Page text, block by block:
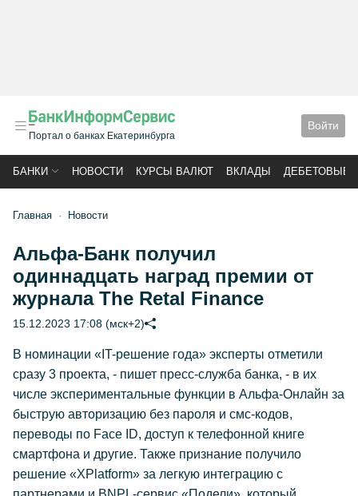
Портал о банках Екатеринбурга
Войти
БАНКИ НОВОСТИ КУРСЫ ВАЛЮТ ВКЛАДЫ ДЕБЕТОВЫЕ
Главная Новости
Альфа-Банк получил
одиннадцать наград премии от
журнала The Retal Finance
15.12.2023 17:08 (мск+2)
В номинации «IT-решение года» эксперты отметили
сразу 3 проекта, - пишет пресс-служба банка, - в их
числе экспериментальные функции в Альфа-Онлайн за
быструю авторизацию без пароля и смс-кодов,
переводы по Face ID, доступ к телефонной книге
смартфона и другие. Также признание получило
решение «XPlatform» за легкую интеграцию с